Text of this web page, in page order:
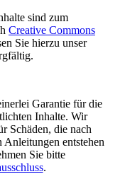
sind zum
Creative Commons
Sie hierzu unser
Garantie für die
Inhalte. Wir
Schäden, die nach
entstehen
Sie bitte
.